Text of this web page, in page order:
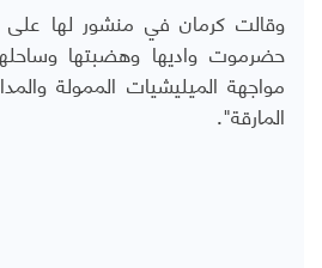
وقالت كرمان في منشور لها
حضرموت واديها وهضبتها
مواجهة الميليشيات الممولة
المارقة".